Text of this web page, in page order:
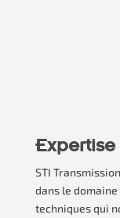
Expertise
STI
dans le
techniques qui